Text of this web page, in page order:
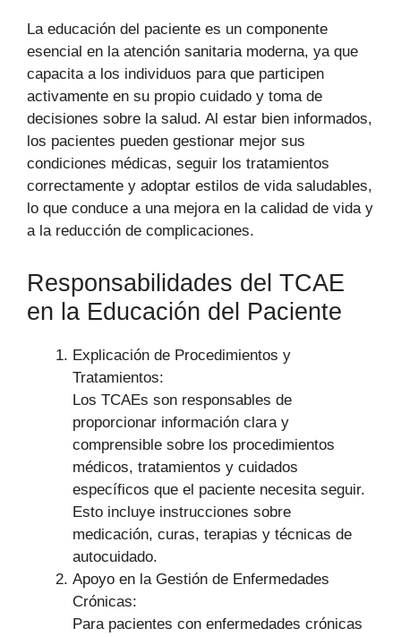
La educación del paciente es un componente
esencial en la atención sanitaria moderna, ya que
capacita a los individuos para que participen
activamente en su propio cuidado y toma de
decisiones sobre la salud. Al estar bien informados,
los pacientes pueden gestionar mejor sus
condiciones médicas, seguir los tratamientos
correctamente y adoptar estilos de vida saludables,
lo que conduce a una mejora en la calidad de vida y
a la reducción de complicaciones.
Responsabilidades del TCAE
en la Educación del Paciente
Explicación de Procedimientos y
Tratamientos:
Los TCAEs son responsables de
proporcionar información clara y
comprensible sobre los procedimientos
médicos, tratamientos y cuidados
específicos que el paciente necesita seguir.
Esto incluye instrucciones sobre
medicación, curas, terapias y técnicas de
autocuidado.
Apoyo en la Gestión de Enfermedades
Crónicas:
Para pacientes con enfermedades crónicas